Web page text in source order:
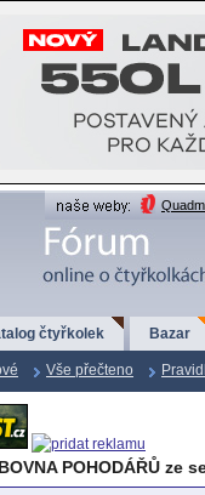
čtyřkolek Bazar
Vše přečteno
POHODÁŘŮ ze